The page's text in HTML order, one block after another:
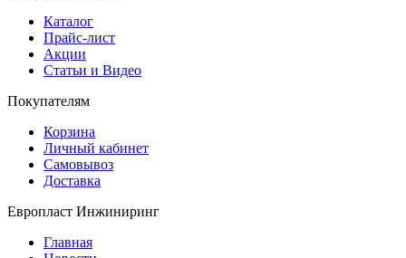
Каталог
Прайс-лист
Акции
Статьи и Видео
Покупателям
Корзина
Личный кабинет
Самовывоз
Доставка
Европласт Инжиниринг
Главная